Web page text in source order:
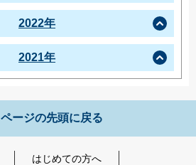
2022年
2021年
ページの先頭に戻る
はじめての方へ